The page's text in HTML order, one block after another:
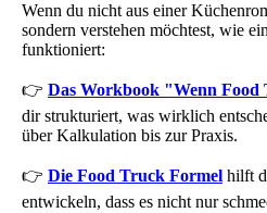
Wenn du nicht aus einer
sondern verstehen möchtest, wie
funktioniert:
👉 Das Workbook "Wenn
dir strukturiert, was wirklich
über Kalkulation bis zur Praxis.
👉 Die Food Truck Formel hilft
entwickeln, dass es nicht nur